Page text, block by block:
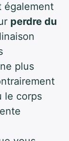
également
perdre du
plus
le corps